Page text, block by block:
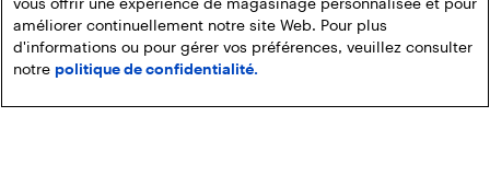
améliorer continuellement notre site Web. Pour plus
d'informations ou pour gérer vos préférences, veuillez consulter
notre politique de confidentialité.